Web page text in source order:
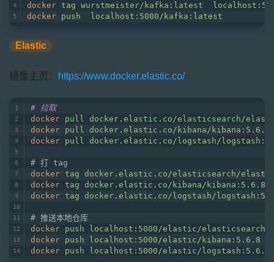
docker tag wurstmeister/kafka:latest
docker push  localhost:5000/kafka:latest
Elastic
镜像主页： https://www.docker.elastic.co/
# 拉取
docker pull docker.elastic.co/elasticsearch/
docker pull docker.elastic.co/kibana/kibana:5.6.8
docker pull docker.elastic.co/logstash/
# 打 tag
docker tag docker.elastic.co/elasticsearch/
docker tag docker.elastic.co/kibana/kibana:5.6.8
docker tag docker.elastic.co/logstash/
# 推送本地仓库
docker push localhost:5000/elastic/
docker push localhost:5000/elastic/kibana:5.6.8
docker push localhost:5000/elastic/logstash:5.6.8